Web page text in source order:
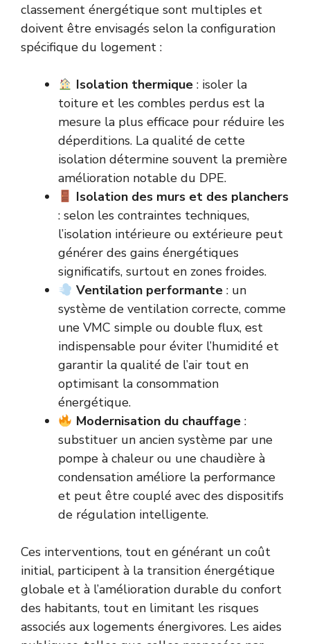
classement énergétique sont multiples et
doivent être envisagés selon la configuration
spécifique du logement :
Isolation thermique: isoler la
toiture et les combles perdus est la
mesure la plus efficace pour réduire les
déperditions. La qualité de cette
isolation détermine souvent la première
amélioration notable du DPE.
Isolation des murs et des planchers
: selon les contraintes techniques,
l’isolation intérieure ou extérieure peut
générer des gains énergétiques
significatifs, surtout en zones froides.
Ventilation performante: un
système de ventilation correcte, comme
une VMC simple ou double flux, est
indispensable pour éviter l’humidité et
garantir la qualité de l’air tout en
optimisant la consommation
énergétique.
Modernisation du chauffage:
substituer un ancien système par une
pompe à chaleur ou une chaudière à
condensation améliore la performance
et peut être couplé avec des dispositifs
de régulation intelligente.
Ces interventions, tout en générant un coût
initial, participent à la transition énergétique
globale et à l’amélioration durable du confort
des habitants, tout en limitant les risques
associés aux logements énergivores. Les aides